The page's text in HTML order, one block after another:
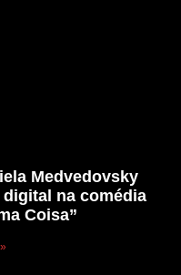
Medvedovsky
na comédia
Coisa”